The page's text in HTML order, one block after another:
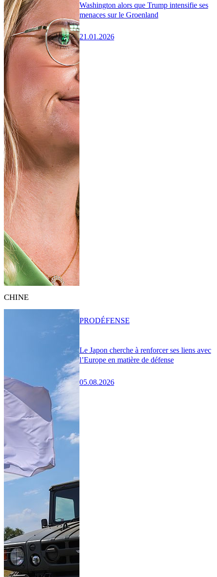
Washington alors que Trump intensifie ses
menaces sur le Groenland
21.01.2026
CHINE
Le Japon cherche à renforcer ses liens avec
l’Europe en matière de défense
05.08.2026
PRODÉFENSE